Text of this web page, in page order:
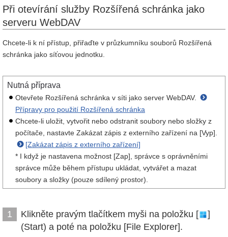
Při otevírání služby Rozšířená schránka jako
serveru WebDAV
Chcete-li k ní přístup, přiřaďte v průzkumníku souborů Rozšířená
schránka jako síťovou jednotku.
Nutná příprava
Otevřete Rozšířená schránka v síti jako server WebDAV.
Přípravy pro použití Rozšířená schránka
Chcete-li uložit, vytvořit nebo odstranit soubory nebo složky z
počítače, nastavte Zakázat zápis z externího zařízení na [Vyp].
[Zakázat zápis z externího zařízení]
* I když je nastavena možnost [Zap], správce s oprávněními
správce může během přístupu ukládat, vytvářet a mazat
soubory a složky (pouze sdílený prostor).
1 Klikněte pravým tlačítkem myši na položku [
]
(Start) a poté na položku [File Explorer].